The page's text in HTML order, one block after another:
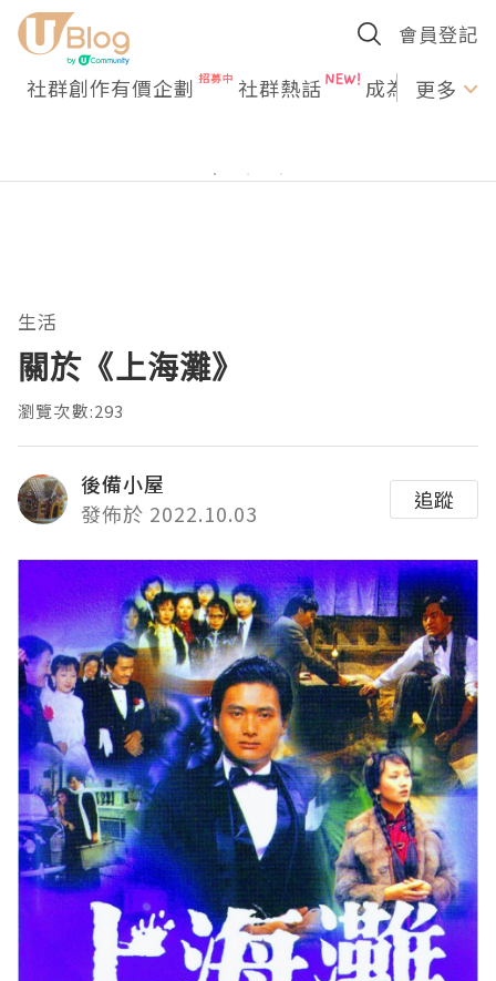
會員登記
社群創作有價企劃 社群熱話 成為U更多
生活
關於《上海灘》
瀏覽次數:293
後備小屋
發佈於 2022.10.03
追蹤